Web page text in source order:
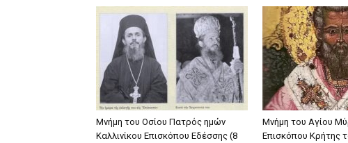
Μνήμη του Οσίου Πατρός ημών
Καλλινίκου Επισκόπου Εδέσσης (8
Μνήμη του Aγίου
Eπισκόπου Kρήτης